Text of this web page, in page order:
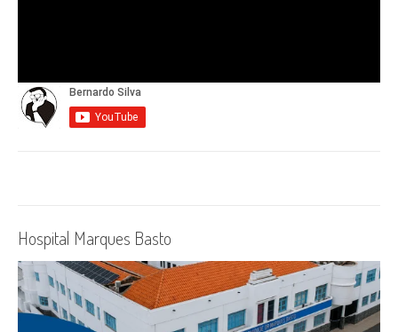
Hospital Marques Basto